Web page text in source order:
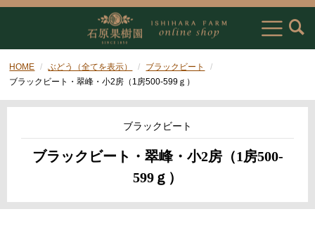
HOME ぶどう（全てを表示）
ブラックビート
ブラックビート・翠峰・小2房（1房500-599ｇ）
ブラックビート
ブラックビート・翠峰・小2房（1房500-
599ｇ）